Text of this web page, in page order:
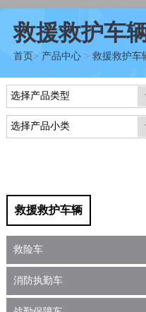
救援救护车
首页> 产品中心> 救援救护车
选择产品类型
选择产品小类
救援救护车辆
救险车
消防执勤车